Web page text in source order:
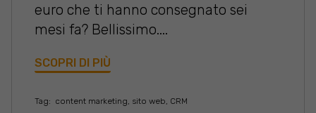
euro che ti hanno consegnato sei
mesi fa? Bellissimo....
SCOPRI DI PIÙ
Tag: content marketing, sito web, CRM